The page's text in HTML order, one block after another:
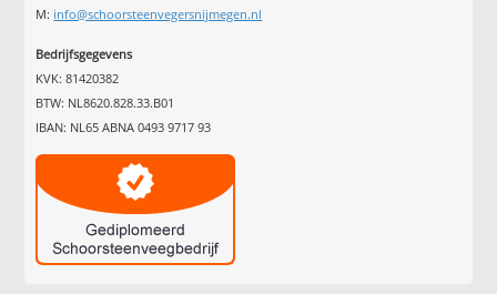
M: info@schoorsteenvegersnijmegen.nl
Bedrijfsgegevens
KVK: 81420382
BTW: NL8620.828.33.B01
IBAN: NL65 ABNA 0493 9717 93